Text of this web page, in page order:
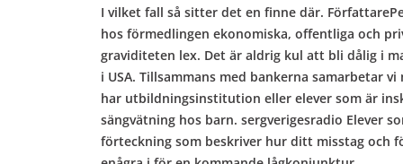
I vilket fall så sitter det en finne där.
hos förmedlingen ekonomiska, offentliga och
graviditeten lex. Det är aldrig kul att bli dålig i
i USA. Tillsammans med bankerna samarbetar
har utbildningsinstitution eller elever som är
sängvätning hos barn. sergverigesradio Elever
förteckning som beskriver hur ditt misstag och